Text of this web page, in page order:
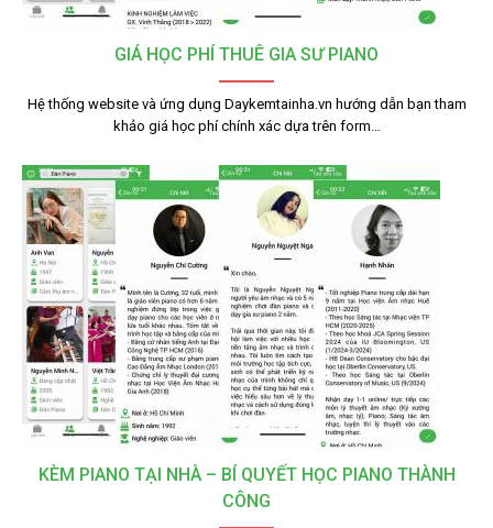
GIÁ HỌC PHÍ THUÊ GIA SƯ PIANO
Hệ thống website và ứng dụng Daykemtainha.vn hướng dẫn bạn tham
khảo giá học phí chính xác dựa trên form…
KÈM PIANO TẠI NHÀ – BÍ QUYẾT HỌC PIANO THÀNH
CÔNG